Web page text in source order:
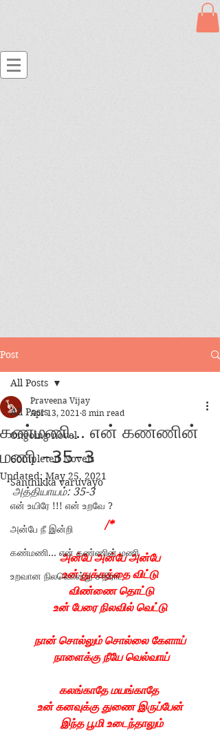
Post
All Posts
Ongoing novel
Completed Novels
Santhikka varuvayo
என் உயிரே !!! என் உறவே ?
அன்பே நீ இன்றி
கண்மணி... என் கண்ணின் மணி
உறவான நிலவொன்று சதிராட
All Posts
கண்மணி... என் கண்ணின்
மணி -35-3
Praveena Vijay
Apr 13, 2021 8 min read
Updated: May 25, 2021
அத்தியாயம்: 35-3
/*
அன்பே அன்பே அன்பே
உன் துக்கத்தை விட்டு
விண்ணை தொட்டு
உன் பேரை நிலவில் வெட்டு
நான் சொல்லும் சொல்லை கேளாய்
நாளைக்கு நீயே வெல்வாய்
கலங்காதே மயங்காதே
உன் கனவுக்கு துணை இருப்பேன்
இந்த பூமி உடைந்தாலும்